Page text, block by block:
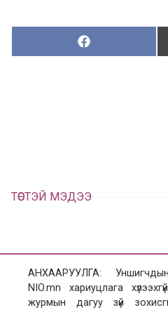
Хуваалцах:
Х
у
ТӨСТЭЙ МЭДЭЭ
АНХААРУУЛГА:
NIO.mn хариуцлага
журмын дагуу зүй